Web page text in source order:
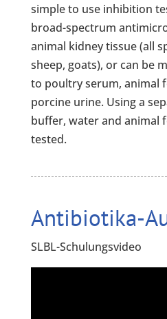
simple to use inhibition
broad-spectrum
animal kidney tissue (all
sheep, goats), or can be
to poultry serum, animal
porcine urine. Using a
buffer, water and animal
tested.
Antibiotika-
SLBL-Schulungsvideo